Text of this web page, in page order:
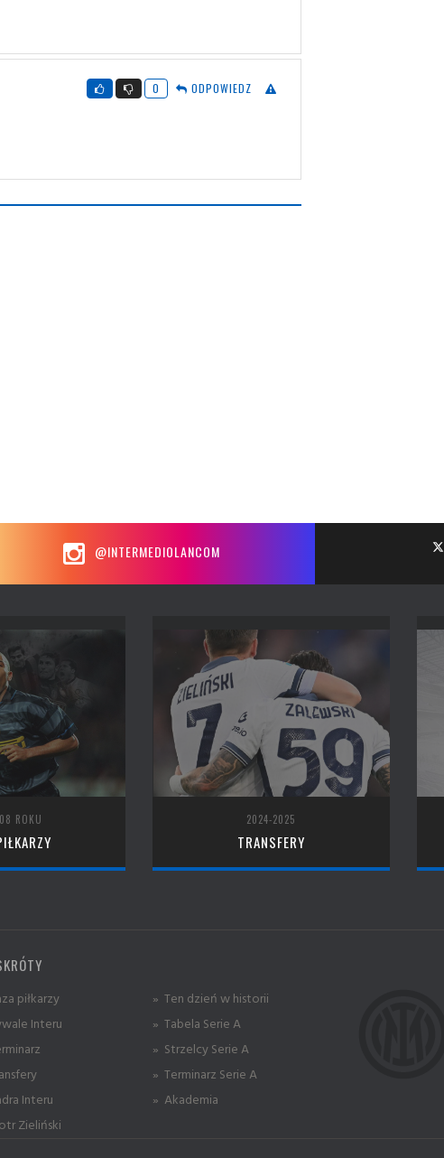
0 ODPOWIEDZ
@INTERMEDIOLANCOM
ROKU 2024-2025
TRANSFERY
piłkarzy
Interu
Interu
Zieliński
» Ten dzień w historii
» Tabela Serie A
» Strzelcy Serie A
» Terminarz Serie A
» Akademia